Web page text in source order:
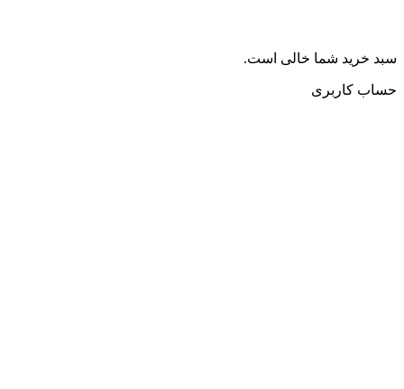
سبد خرید شما خالی است.
حساب کاربری